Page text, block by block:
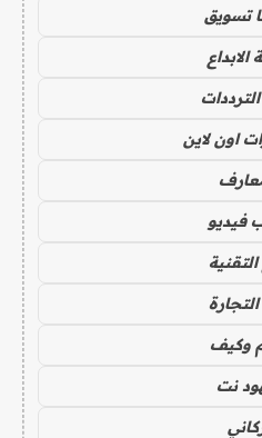
تسويق
الابداع
اون لاين
فيديو
التجارة
وكيف
نت